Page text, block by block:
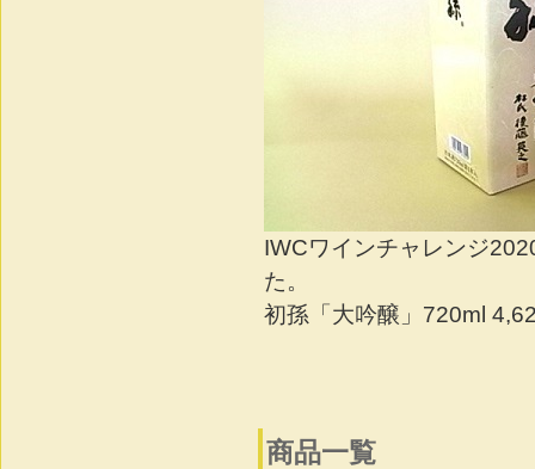
IWCワインチャレンジ
た。
初孫「大吟醸」720ml
商品一覧